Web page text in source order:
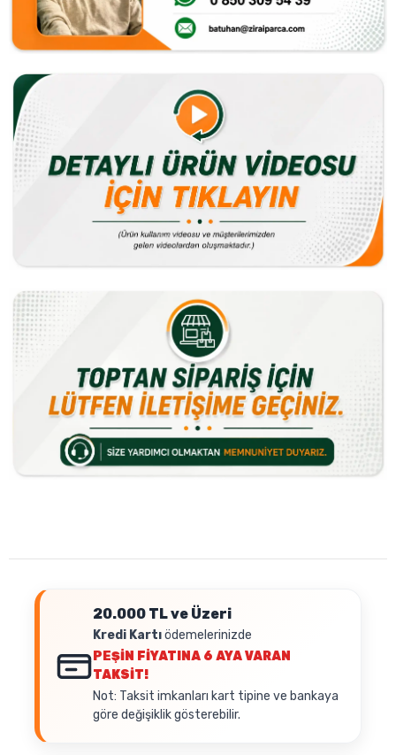
20.000 TL ve Üzeri
Kredi Kartıödemelerinizde
PEŞİN FİYATINA 6 AYA VARAN
TAKSİT!
Not: Taksit imkanları kart tipine ve bankaya
göre değişiklik gösterebilir.